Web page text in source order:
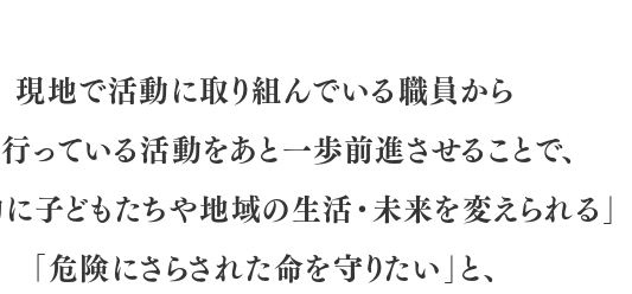
現地で活動に取り組んでいる職員から
っている活動をあと一歩前進させることで、
子どもたちや地域の生活・未来を変えられる」
「危険にさらされた命を守りたい」と、